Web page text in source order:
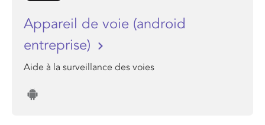
Appareil de voie (android
entreprise)
Aide à la surveillance des voies